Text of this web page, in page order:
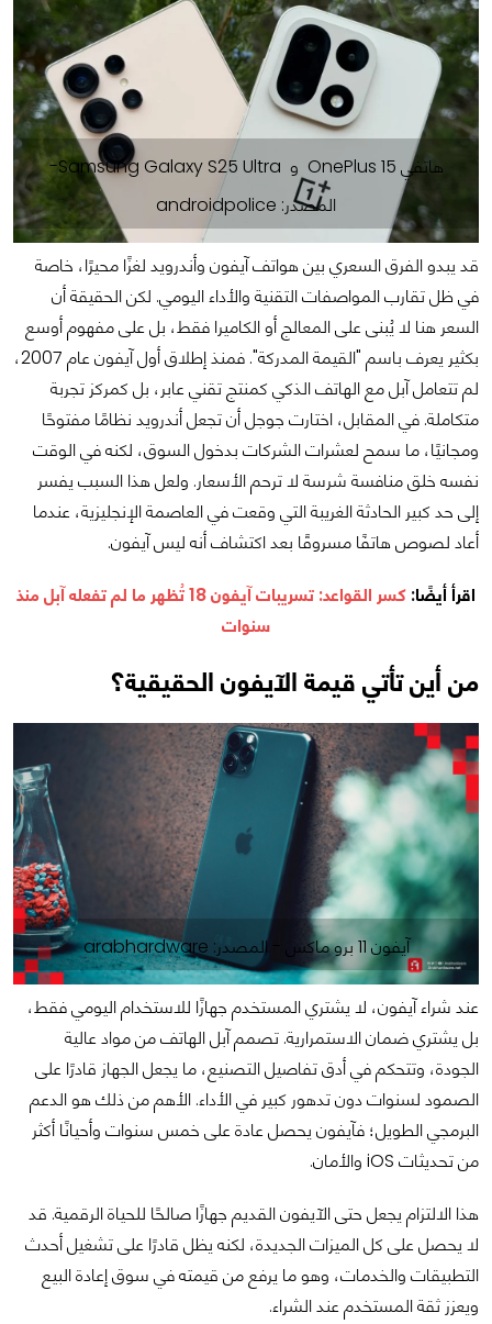
هاتفي OnePlus 15 و Samsung Galaxy S25 Ultra-
المصدر: androidpolice
قد يبدو الفرق السعري بين هواتف آيفون وأندرويد لغزًا محيرًا، خاصة
في ظل تقارب المواصفات التقنية والأداء اليومي. لكن الحقيقة أن
السعر هنا لا يُبنى على المعالج أو الكاميرا فقط، بل على مفهوم أوسع
بكثير يعرف باسم "القيمة المدركة
". فمنذ إطلاق أول آيفون عام 2007،
لم تتعامل آبل مع الهاتف الذكي كمنتج تقني عابر، بل كمركز تجربة
متكاملة. في المقابل، اختارت جوجل أن تجعل أندرويد نظامًا مفتوحًا
ومجانيًا، ما سمح لعشرات الشركات بدخول السوق، لكنه في الوقت
نفسه خلق منافسة شرسة لا ترحم الأسعار. ولعل هذا السبب يفسر
إلى حد كبير الحادثة الغريبة التي وقعت في العاصمة الإنجليزية، عندما
أعاد لصوصهاتفًا مسروقًا بعد اكتشاف أنه ليس آيفون.
اقرأ أيضًا:
كسر القواعد: تسريبات آيفون 18 تُظهر ما لم تفعله آبل منذ
سنوات
من أين تأتي قيمة الآيفون الحقيقية؟
آيفون 11 برو ماكس - المصدر: arabhardware
عند شراء آيفون، لا يشتري المستخدم جهازًا للاستخدام اليومي فقط،
بل يشتري ضمان الاستمرارية. تصمم آبل الهاتف من مواد عالية
الجودة، وتتحكم في أدق تفاصيل التصنيع، ما يجعل الجهاز قادرًا على
الصمود لسنوات دون تدهور كبير في الأداء. الأهم من ذلك هو الدعم
البرمجي الطويل؛ فآيفون يحصل عادة على خمس سنوات وأحيانًا أكثر
من تحديثات iOS والأمان.
هذا الالتزام يجعل حتى الآيفون القديم جهازًا صالحًا للحياة الرقمية. قد
لا يحصل على كل الميزات الجديدة، لكنه يظل قادرًا على تشغيل أحدث
التطبيقات والخدمات، وهو ما يرفع من قيمته في سوق إعادة البيع
ويعزز ثقة المستخدم عند الشراء.